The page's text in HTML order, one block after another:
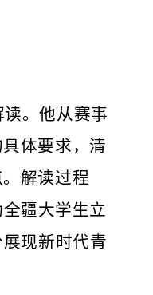
。他从赛事
体要求，清
解读过程
全疆大学生立
现新时代青